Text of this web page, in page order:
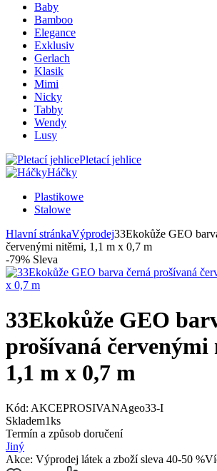
Baby
Bamboo
Elegance
Exklusiv
Gerlach
Klasik
Mimi
Nicky
Tabby
Wendy
Lusy
Pletací jehlice
Háčky
Plastikowe
Stalowe
Hlavní stránkaVýprodej33Ekokůže GEO
červenými nitěmi, 1,1 m x 0,7 m
-79% Sleva
33Ekokůže GEO
prošívaná červenými
1,1 m x 0,7 m
Kód: AKCEPROSIVANAgeo33-I
Skladem1ks
Termín a způsob doručení
Jiný
Akce: Výprodej látek a zboží sleva 40-50 %